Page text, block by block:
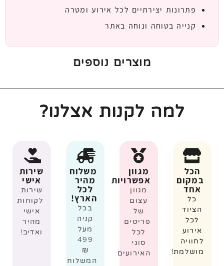
פתרונות יצירתיים לכל אירוע ומטרה
קנייה בטוחה ונוחה באתר
מוצרים נוספים
למה לקנות אצלנו?
הכל
במקום
אחד
כל
הציוד
לכל
אירוע
לחוויה
מושלמת!
מגוון
אפשרויות
מגוון
עצום
של
פריטים
לכל
סוגי
האירועים
משלוח
מהיר
לכל
הארץ!
בכל
קניה
מעל
499
₪
המשלוח
שירות
אישי
שירות
לקוחות
אישי
מהיר
ואדיב!